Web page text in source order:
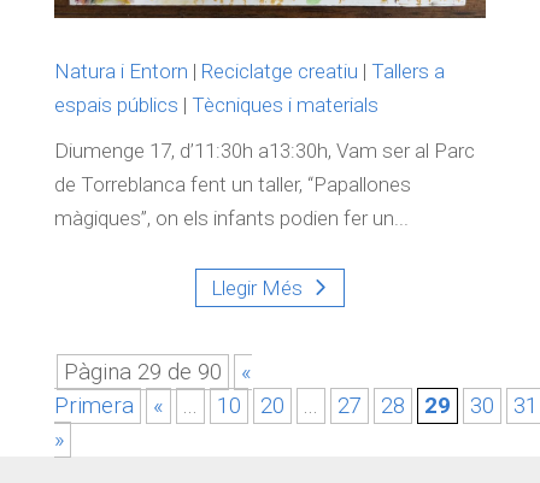
Natura i Entorn | Reciclatge creatiu | Tallers a
espais públics | Tècniques i materials
Diumenge 17, d’11:30h a13:30h, Vam ser al Parc
de Torreblanca fent un taller, “Papallones
màgiques”, on els infants podien fer un...
Llegir Més
Pàgina 29 de 90
«
Primera
« ... 10 20 ... 27 28 29 30
31
»